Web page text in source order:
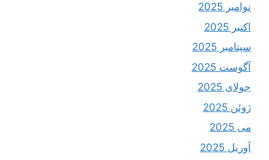
نوامبر 2025
اکتبر 2025
سپتامبر 2025
آگوست 2025
جولای 2025
ژوئن 2025
می 2025
آوریل 2025